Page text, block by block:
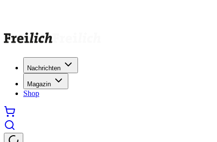
Nachrichten
Magazin
Shop